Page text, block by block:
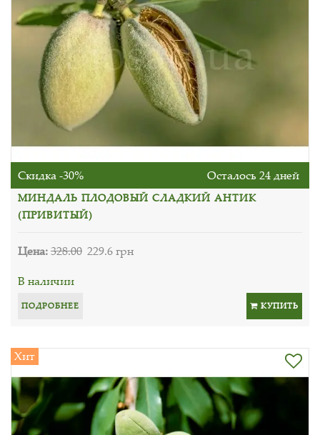
Скидка -30% Осталось 24 дней
МИНДАЛЬ ПЛОДОВЫЙ СЛАДКИЙ АНТИК
(ПРИВИТЫЙ)
Цена:328.00 229.6 грн
В наличии
ПОДРОБНЕЕ КУПИТЬ
Хит